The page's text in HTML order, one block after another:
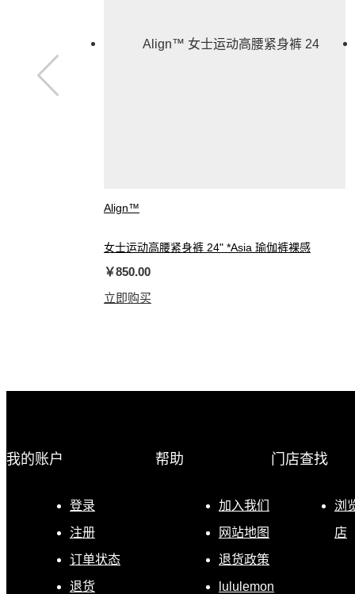
Align™
女士运动高腰紧身裤 24" *Asia 瑜伽裤裸感
￥850.00
立即购买
我的账户
登录
注册
订单状态
退货
帮助
加入我们
网站地图
退货政策
lululemon
门店查找
浏
店